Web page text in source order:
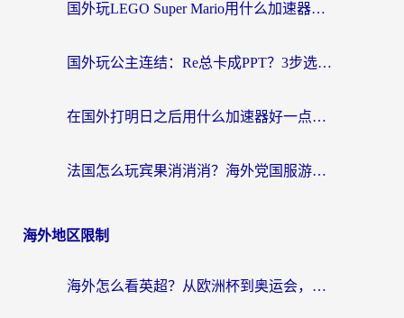
国外玩LEGO Super Mario用什么加速器？2026海外玩家亲测有效指南
国外玩公主连结：Re总卡成PPT？3步选对加速器，畅玩国服无压力
在国外打明日之后用什么加速器好一点？海外玩家亲测有效的国服游戏加速指南
法国怎么玩宾果消消消？海外党国服游戏加速器终极指南（附漫威召唤与合成解决办法）
海外地区限制
海外怎么看英超？从欧洲杯到奥运会，一份让你不卡壳的中文解说观看指南